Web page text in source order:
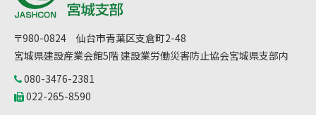
〒980-0824 仙台市青葉区支倉町2-48
宮城県建設産業会館5階 建設業労働災害防止協会宮城県支部内
080-3476-2381
022-265-8590